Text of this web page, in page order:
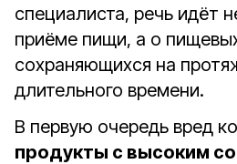
специалиста, речь идёт
приёме пищи, а о
сохраняющихся на
длительного времени.
В первую очередь вред
продукты с высоким